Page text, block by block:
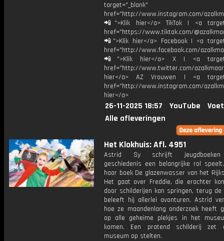
target="_blank"
href="http://www.instagram.com/
📲">Klik hier</a> TikTok | <a
href="https://www.tiktok.com/
📲">Klik hier</a> Facebook | <a
href="http://www.facebook.com/
📲">Klik hier</a> X | <a
href="http://www.twitter.com/
hier</a> AZ Vrouwen | <a
href="http://www.instagram.com/
hier</a>
26-11-2025 18:57 YouTube
Alle afleveringen
Het Klokhuis: Afl. 4951
Astrid Sy schrijft
geschiedenis een belangrijke rol
haar boek De glazenwasser van het
Het gaat over Freddie, die erachter
door schilderijen kan springen, terug
beleeft hij allerlei avonturen. Astrid
hoe ze maandenlang onderzoek heeft
op alle geheime plekjes in het
komen. Een pratend schilderij zet
museum op stelten.